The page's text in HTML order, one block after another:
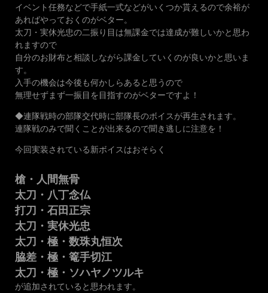
イベント任務などで手紙一式などがいくつか貰えるので余裕が
あればやっておくのがベター。
太刀・実休光忠の二振り目は無課金では達成が難しいかと思わ
れますので
自分のお財布と相談しながら課金していくのが良いかと思いま
す。
入手の機会は今後も何かしらあると思うので
無理せずまず一振目を目指すのがベターですよ！
◆連隊戦時の部隊交代時に部隊長のボイスが再生されます。
連隊戦のみで聞くことが出来るので聞き逃しに注意を！
今回実装されている新ボイスはおそらく
槍・人間無骨
太刀・八丁念仏
打刀・石田正宗
太刀・実休光忠
太刀・極・数珠丸恒次
脇差・極・篭手切江
太刀・極・ソハヤノツルキ
が追加されていると思われます。